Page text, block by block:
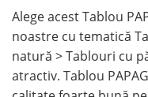
Alege acest Tablou
noastre cu tematică
natură > Tablouri cu
atractiv. Tablou